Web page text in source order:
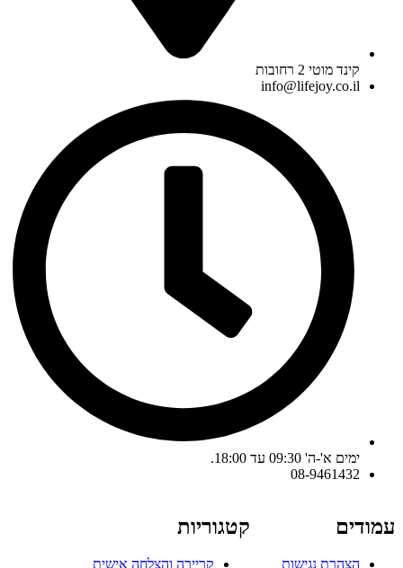
קינד מוטי 2 רחובות
info@lifejoy.co.il
ימים א'-ה' 09:30 עד 18:00.
08-9461432
עמודים
הצהרת נגישות
קטגוריות
קריירה והצלחה אישית